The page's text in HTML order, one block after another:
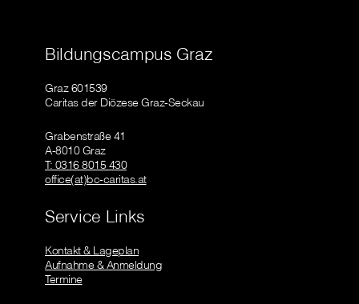
Bildungscampus Graz
Graz 601539
Caritas der Diözese Graz-Seckau
Grabenstraße 41
A-8010 Graz
T: 0316 8015 430
office(at)bc-caritas.at
Service Links
Kontakt & Lageplan
Aufnahme & Anmeldung
Termine